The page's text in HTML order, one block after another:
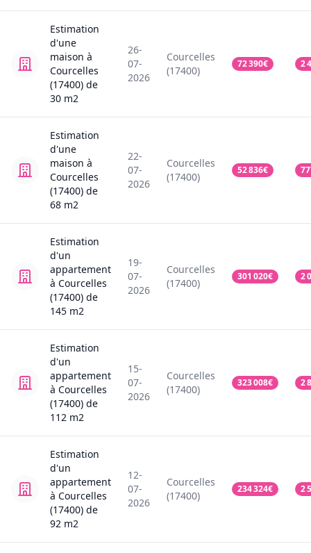
Estimation
d'une
maison à
Courcelles
(17400) de
30 m2
26-
07-
2026
Courcelles
(17400)
72 390€ 2
Estimation
d'une
maison à
Courcelles
(17400) de
68 m2
22-
07-
2026
Courcelles
(17400)
52 836€
Estimation
d'un
appartement
à Courcelles
(17400) de
145 m2
19-
07-
2026
Courcelles
(17400)
301 020€ 2
Estimation
d'un
appartement
à Courcelles
(17400) de
112 m2
15-
07-
2026
Courcelles
(17400)
323 008€ 2
Estimation
d'un
appartement
à Courcelles
(17400) de
92 m2
12-
07-
2026
Courcelles
(17400)
234 324€ 2